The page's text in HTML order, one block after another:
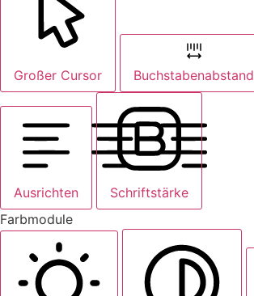
Großer Cursor Buchstabenabstand
Ausrichten
Schriftstärke
Farbmodule